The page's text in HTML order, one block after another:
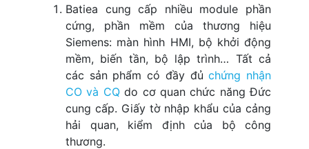
Batiea cung cấp nhiều module phần
cứng, phần mềm của thương hiệu
Siemens: màn hình HMI, bộ khởi động
mềm, biến tần, bộ lập trình… Tất cả
các sản phẩm có đầy đủchứng nhận
CO và CQdo cơ quan chức năng Đức
cung cấp. Giấy tờ nhập khẩu của cảng
hải quan, kiểm định của bộ công
thương.